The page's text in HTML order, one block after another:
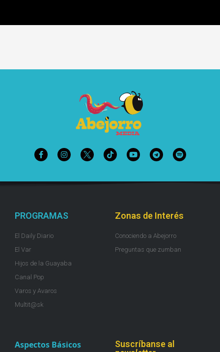
PROGRAMAS
El Daily Diario
El Var
Hijos de la Guayaba
Canal Pop
Varos y Avaros
Multit@sk
Zonas de Interés
Conociendo a Abejorro
Preguntas que zumban
Aspectos Básicos
Suscríbanse al